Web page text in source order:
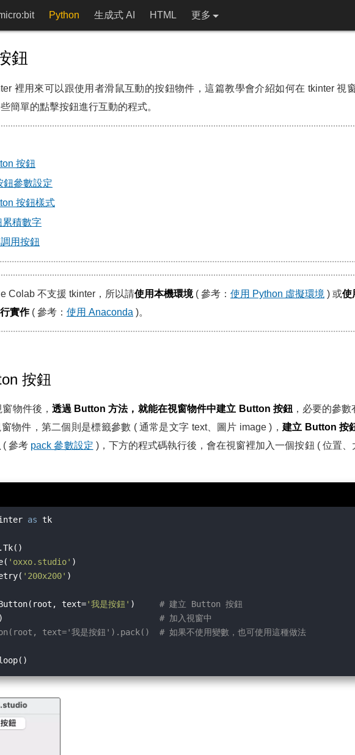
Python 生成式 AI HTML 更多
鈕
裡用來可以跟使用者滑鼠互動的按鈕物件，這篇教學會介紹如何在 tkinter 視
簡單的點擊按鈕進行互動的程式。
按鈕
鈕參數設定
按鈕樣式
累積數字
用按鈕
Colab 不支援 tkinter，所以請使用本機環境( 參考： 使用 Python 虛擬環境 ) 或使
實作( 參考： 使用 Anaconda )。
按鈕
物件後， 透過 Button 方法，就能在視窗物件中建立 Button 按鈕 ，必要的參
物件，第二個則是標籤參數 ( 通常是文字 text、圖片 image )， 建立 Button 按
( 參考 pack 參數設定 )，下方的程式碼執行後，會在視窗裡加入一個按鈕 ( 位置、
as tk
'oxxo.studio' )
'200x200' )
text='我是按鈕' ) # 建立 Button 按鈕
# 加入視窗中
text='我是按鈕').pack()  # 如果不使用變數，也可使用這種做法